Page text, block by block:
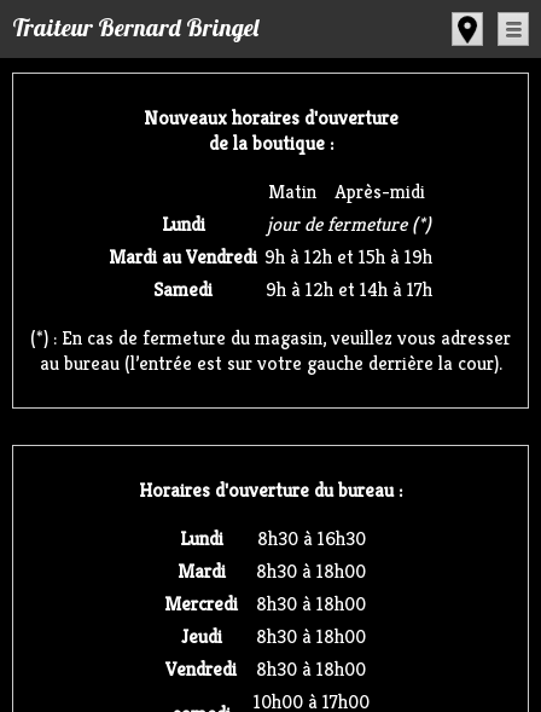
Traiteur Bernard Bringel
Nouveaux horaires d'ouverture
de la boutique :
Matin
Après-midi
Lundi
jour de fermeture (*)
Mardi au Vendredi 9h à 12h et 15h à 19h
Samedi
9h à 12h et 14h à 17h
(*) : En cas de fermeture du magasin, veuillez vous adresser
au bureau (l’entrée est sur votre gauche derrière la cour).
Horaires d'ouverture du bureau :
Lundi
8h30 à 16h30
Mardi
8h30 à 18h00
Mercredi
8h30 à 18h00
Jeudi
8h30 à 18h00
Vendredi
8h30 à 18h00
10h00 à 17h00
Panneau de gestion des cookies